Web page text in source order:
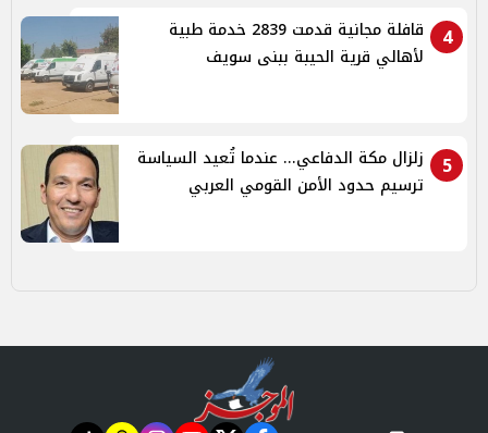
4
قافلة مجانية قدمت 2839 خدمة طبية
لأهالي قرية الحيبة ببنى سويف
5
زلزال مكة الدفاعي... عندما تُعيد السياسة
ترسيم حدود الأمن القومي العربي